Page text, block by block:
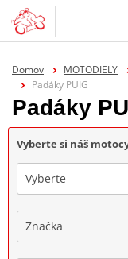
Domov MOTODIELY
Padáky PUIG
Padáky
Vyberte si náš
Vyberte
Značka